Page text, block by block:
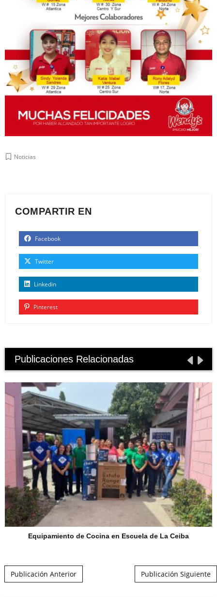
Noticias
COMPARTIR EN
Facebook
Twitter
Linkedin
Pinterest
Publicaciones Relacionadas
Equipamiento de Cocina en Escuela de La Ceiba
Publicación Anterior Publicación Siguiente